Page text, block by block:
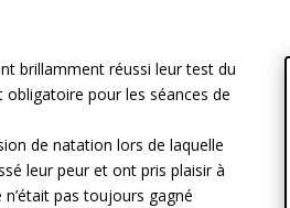
brillamment réussi leur test du
obligatoire pour les séances de
de natation lors de laquelle
leur peur et ont pris plaisir à
pas toujours gagné